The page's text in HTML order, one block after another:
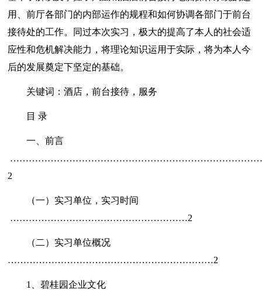
用、前厅各部门的内部运作的规程和如何协调各部门于前台
接待处的工作。同过本次实习，极大的提高了本人的社会适
应性和危机解决能力，将理论知识运用于实际，将为本人今
后的发展奠定下坚定的基础。
关键词：酒店，前台接待，服务
目 录
一、前言
2
（一）实习单位，实习时间
…………………………………………………2
（二）实习单位概况
…………………………………………………………2
1、碧桂园企业文化